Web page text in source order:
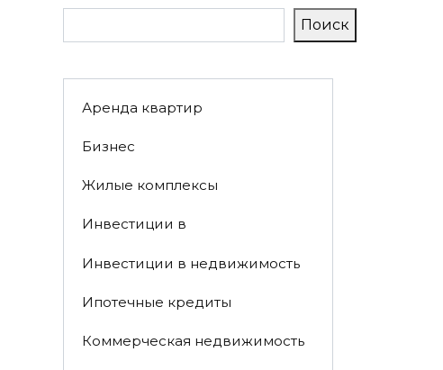
Поиск
Аренда квартир
Бизнес
Жилые комплексы
Инвестиции в
Инвестиции в недвижимость
Ипотечные кредиты
Коммерческая недвижимость